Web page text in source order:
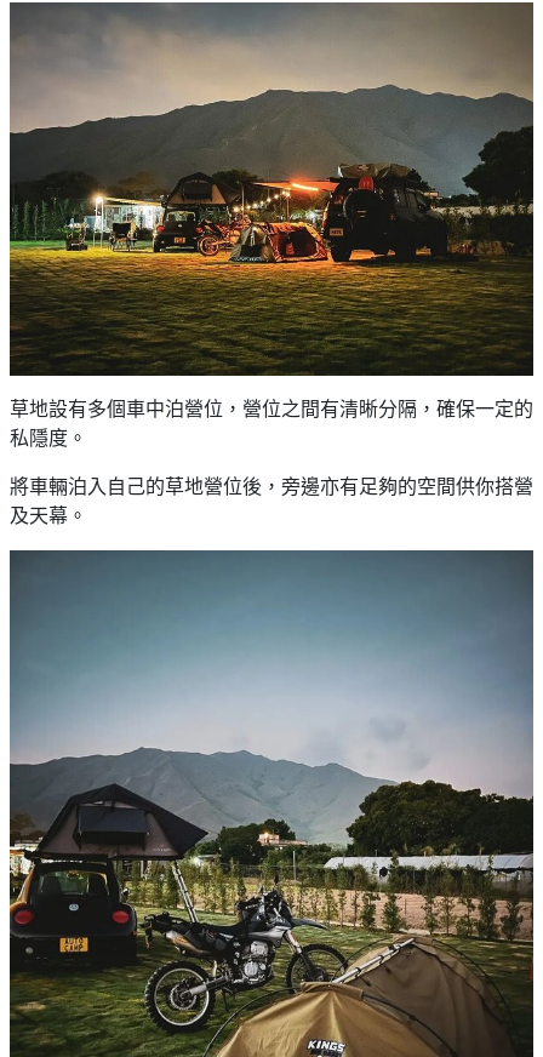
草地設有多個車中泊營位，營位之間有清晰分隔，確保一定的
私隱度。
將車輛泊入自己的草地營位後，旁邊亦有足夠的空間供你搭營
及天幕。